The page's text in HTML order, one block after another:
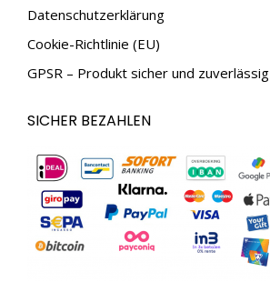
Datenschutzerklärung
Cookie-Richtlinie (EU)
GPSR – Produkt sicher und zuverlässig
SICHER BEZAHLEN